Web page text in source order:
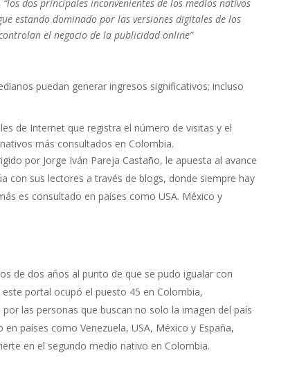
“los dos principales inconvenientes de los medios nativos
estando dominado por las versiones digitales de los
el negocio de la publicidad online”
puedan generar ingresos significativos; incluso
de Internet que registra el número de visitas y el
más consultados en Colombia.
por Jorge Iván Pareja Castaño, le apuesta al avance
con sus lectores a través de blogs, donde siempre hay
es consultado en países como USA. México y
de dos años al punto de que se pudo igualar con
portal ocupó el puesto 45 en Colombia,
las personas que buscan no solo la imagen del país
países como Venezuela, USA, México y España,
en el segundo medio nativo en Colombia.